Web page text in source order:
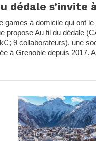
dédale s’invite
games à domicile qui ont le
propose Au fil du dédale
; 9 collaborateurs), une
à Grenoble depuis 2017.